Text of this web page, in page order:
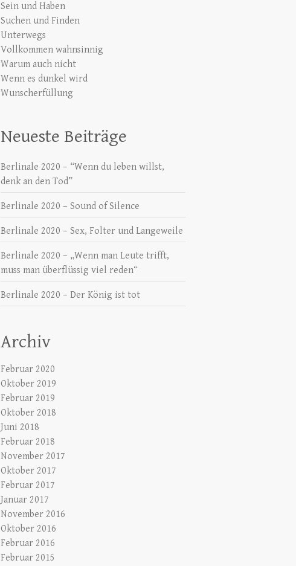
Sein und Haben
Suchen und Finden
Unterwegs
Vollkommen wahnsinnig
Warum auch nicht
Wenn es dunkel wird
Wunscherfüllung
Neueste Beiträge
Berlinale 2020 – “Wenn du leben willst,
denk an den Tod”
Berlinale 2020 – Sound of Silence
Berlinale 2020 – Sex, Folter und Langeweile
Berlinale 2020 – „Wenn man Leute trifft,
muss man überflüssig viel reden“
Berlinale 2020 – Der König ist tot
Archiv
Februar 2020
Oktober 2019
Februar 2019
Oktober 2018
Juni 2018
Februar 2018
November 2017
Oktober 2017
Februar 2017
Januar 2017
November 2016
Oktober 2016
Februar 2016
Februar 2015